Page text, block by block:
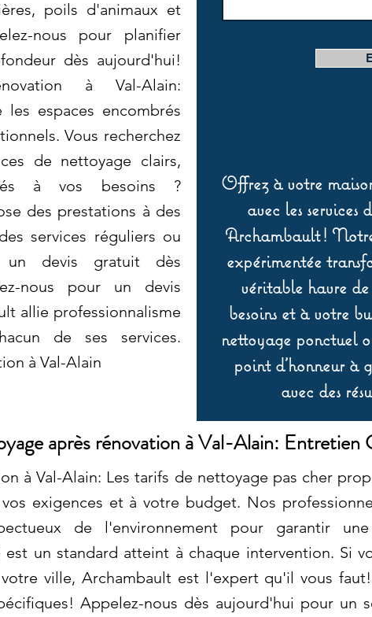
poils d'animaux et
nous pour planifier
dès aujourd'hui!
à Val-Alain:
les espaces encombrés
Vous recherchez
de nettoyage clairs,
à vos besoins ?
des prestations à des
services réguliers ou
un devis gratuit dès
nous pour un devis
allie professionnalisme
de ses services.
à Val-Alain
Offrez à votre
avec les services
Archambault !
expérimentée
véritable havre
besoins et à votre
nettoyage ponctuel
point d’honneur à
avec des
après rénovation à Val-Alain: Entretien
à Val-Alain: Les tarifs de nettoyage pas cher
exigences et à votre budget. Nos
de l'environnement pour garantir
un standard atteint à chaque intervention. Si
ville, Archambault est l'expert qu'il vous
Appelez-nous dès aujourd'hui pour un